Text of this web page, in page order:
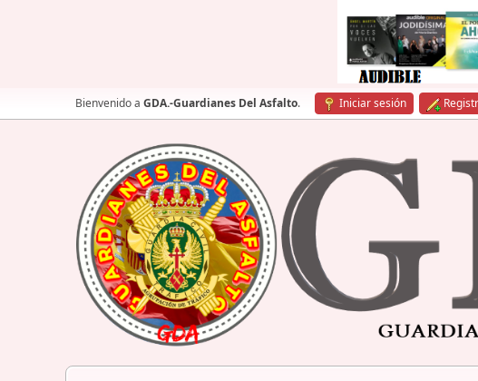
Bienvenido a GDA.-Guardianes Del Asfalto. Iniciar sesión